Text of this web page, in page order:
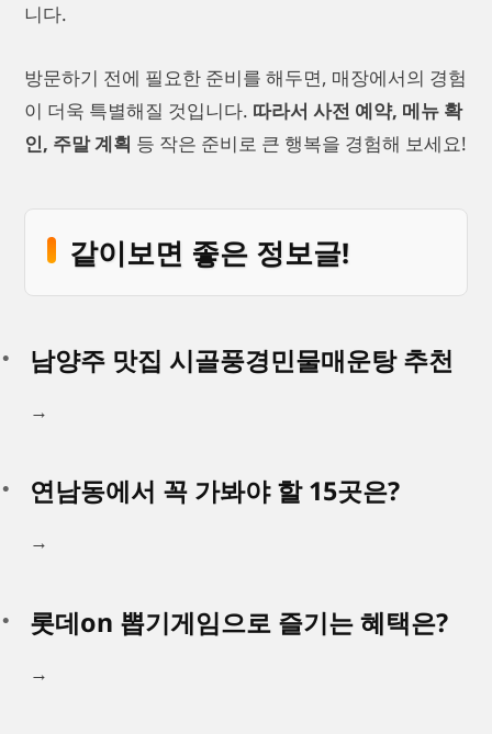
니다.
방문하기 전에 필요한 준비를 해두면, 매장에서의 경험
이 더욱 특별해질 것입니다. 따라서 사전 예약, 메뉴 확
인, 주말 계획 등 작은 준비로 큰 행복을 경험해 보세요!
같이보면 좋은 정보글!
남양주 맛집 시골풍경민물매운탕 추천
→
연남동에서 꼭 가봐야 할 15곳은?
→
롯데on 뽑기게임으로 즐기는 혜택은?
→